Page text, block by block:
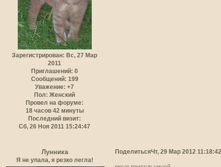
Зарегистрирован: Вс, 27 Мар
2011
Приглашений: 0
Сообщений: 199
Уважение: +7
Пол: Женский
Провел на форуме:
18 часов 42 минуты
Последний визит:
Сб, 26 Ноя 2011 15:24:47
ПоделитьсяЧт, 29 Мар 2012 11:18:42
Лунника
Я не упала, я резко легла!